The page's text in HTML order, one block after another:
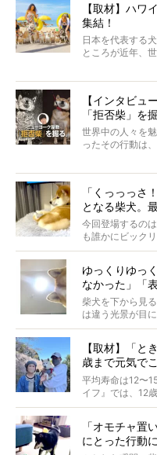
でも、いざそれ
なりにくい、と
実際に「病気に
主はそのために
今回は、柴犬に
ご本人からのレ
語でした。
※文章はご本人の了
※画像はすべてイメ
※この記事は個人の
【取材】ハワ
集結！
日本を代表する
ところが近年、
な中「柴犬ライ
柴犬オーナーが
そんな噂を聞き
きました！
【インタビュ
「拒否柴」を
世界中の人々を
ったその行動は
否柴がここまで
がるのでしょうか
最近版画製作を
屋敷裕政さんに
タビューと合わ
「くっっっさ
となる柴犬。
今回登場するの
も誰かにビック
起きたとか、そ
ゆっくりゆっ
なかった」「
柴犬を下から見
は違う光景が目
つぶらに見え、
【取材】「と
歳まで元気で
#38ときろう
平均寿命は12〜
イフ』では、12
意を込めて“レジ
ォーカスし、そ
だと思うことを
「オモチャ置
にとった行動